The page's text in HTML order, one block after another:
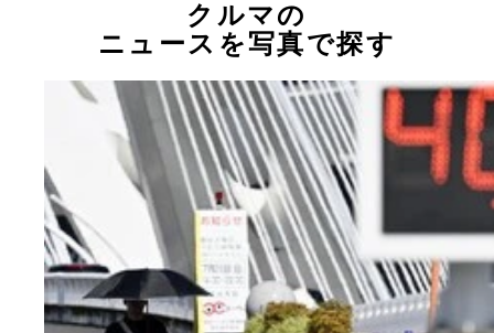
クルマの
ニュースを写真で探す